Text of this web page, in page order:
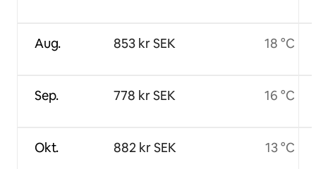
Aug.
Sep.
Okt.
853 kr SEK
778 kr SEK
882 kr SEK
18 °C
16 °C
13 °C